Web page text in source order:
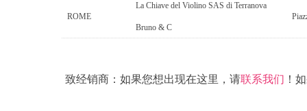
ROME
La Chiave del Violino SAS di Terranova
Bruno & C
致经销商：如果您想出现在这里，请联系我们 ！